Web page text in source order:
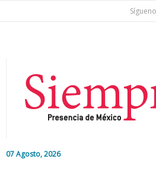
07 Agosto, 2026